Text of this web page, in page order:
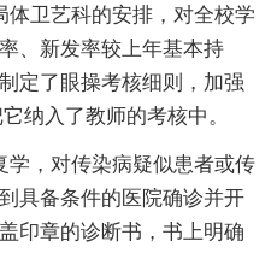
卫艺科的安排，对全校学
、新发率较上年基本持
定了眼操考核细则，加强
纳入了教师的考核中。
，对传染病疑似患者或传
具备条件的医院确诊并开
印章的诊断书，书上明确